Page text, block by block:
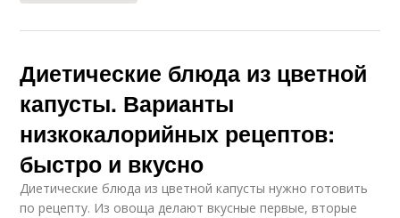
Диетические блюда из цветной
капусты. Варианты
низкокалорийных рецептов:
быстро и вкусно
Диетические блюда из цветной капусты нужно готовить
по рецепту. Из овоща делают вкусные первые, вторые